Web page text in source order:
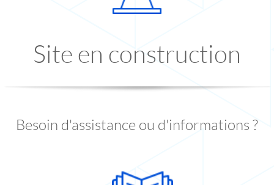
Site en construction
Besoin d'assistance ou d'informations ?